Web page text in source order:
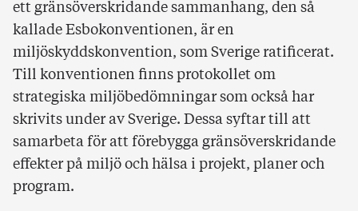
ett gränsöverskridande sammanhang, den så
kallade Esbokonventionen, är en
miljöskyddskonvention, som Sverige ratificerat.
Till konventionen finns protokollet om
strategiska miljöbedömningar som också har
skrivits under av Sverige. Dessa syftar till att
samarbeta för att förebygga gränsöverskridande
effekter på miljö och hälsa i projekt, planer och
program.